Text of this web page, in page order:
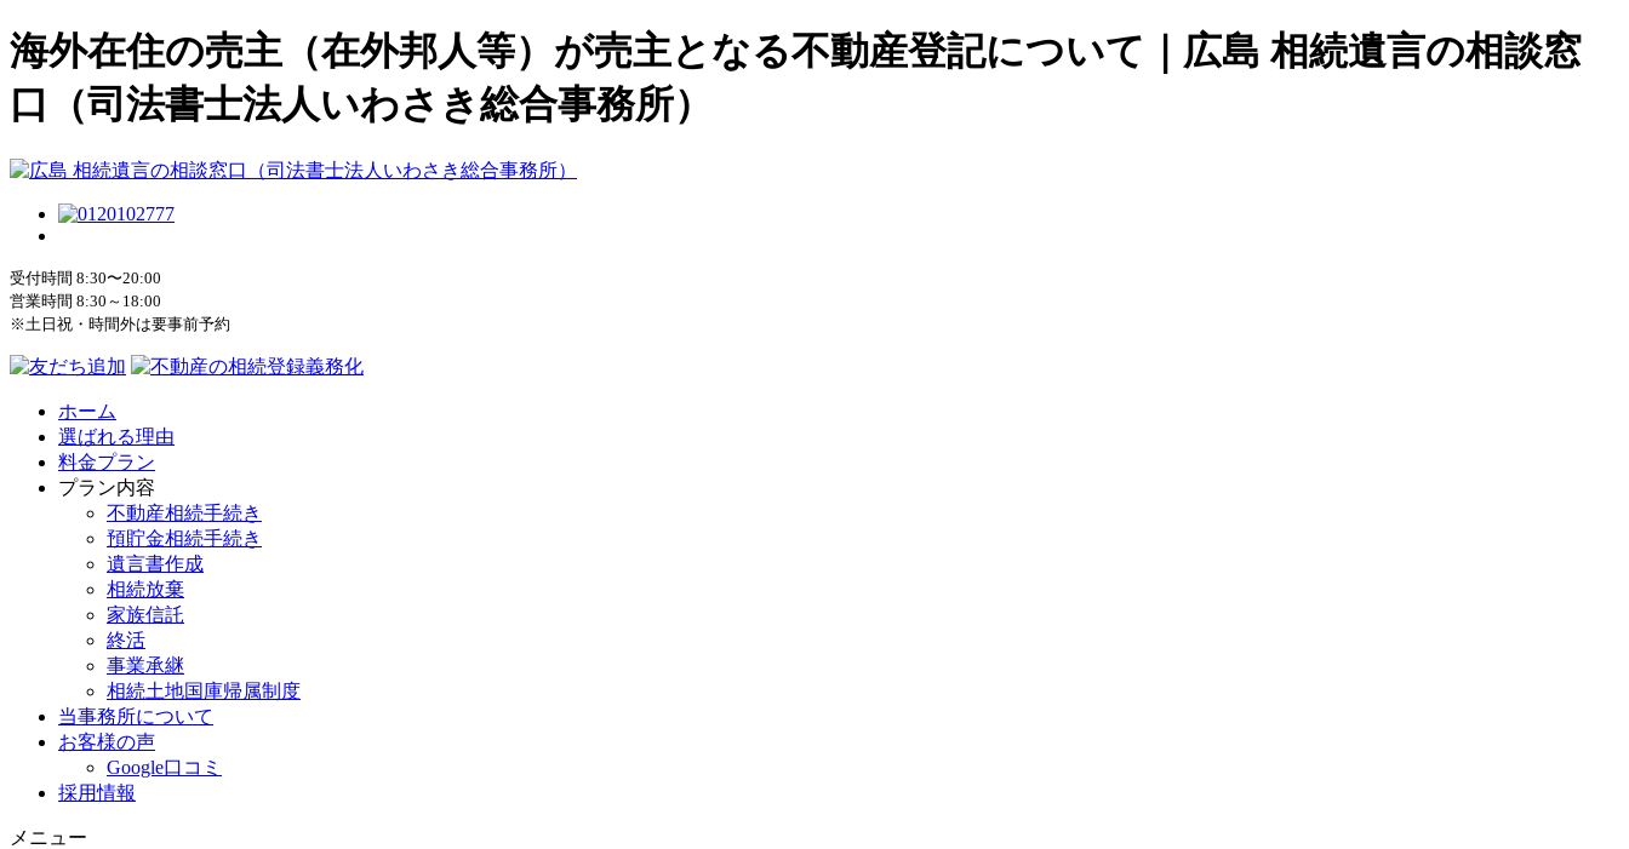
海外在住の売主（在外邦人等）が売主となる不動産登記について｜広島 相続遺言の相談窓
口（司法書士法人いわさき総合事務所）
受付時間 8:30〜20:00
営業時間 8:30～18:00
※土日祝・時間外は要事前予約
ホーム
選ばれる理由
料金プラン
プラン内容
不動産相続手続き
預貯金相続手続き
遺言書作成
相続放棄
家族信託
終活
事業承継
相続土地国庫帰属制度
当事務所について
お客様の声
Google口コミ
採用情報
メニュー